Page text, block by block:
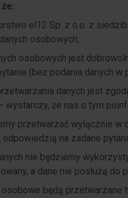
el12 Sp. z o.o. z
osobowych;
osobowych jest
(bez podania danych
danych jest
wystarczy, że nas o tym
przetwarzać wyłącznie
odpowiedzią na zadane
nie będziemy
a dane nie posłużą do
będą przetwarzane